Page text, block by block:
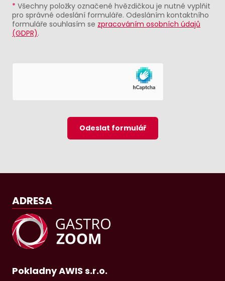
* Všechny položky označené hvězdičkou je nutné vyplňit
pro správné odeslání formuláře. Odesláním kontaktního
formuláře souhlasím se zpracováním osobních údajů
(GDPR).
Odeslat formulář
ADRESA
Pokladny AWIS s.r.o.